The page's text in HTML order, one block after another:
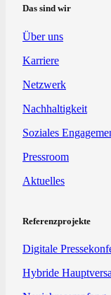
Das sind wir
Über uns
Karriere
Netzwerk
Nachhaltigkeit
Soziales
Pressroom
Aktuelles
Referenzprojekte
Digitale
Hybride